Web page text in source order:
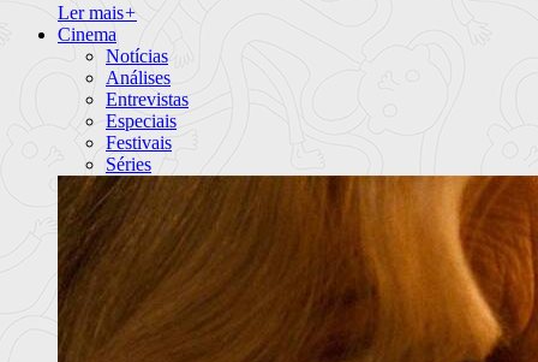
Ler mais+
Cinema
Notícias
Análises
Entrevistas
Especiais
Festivais
Séries